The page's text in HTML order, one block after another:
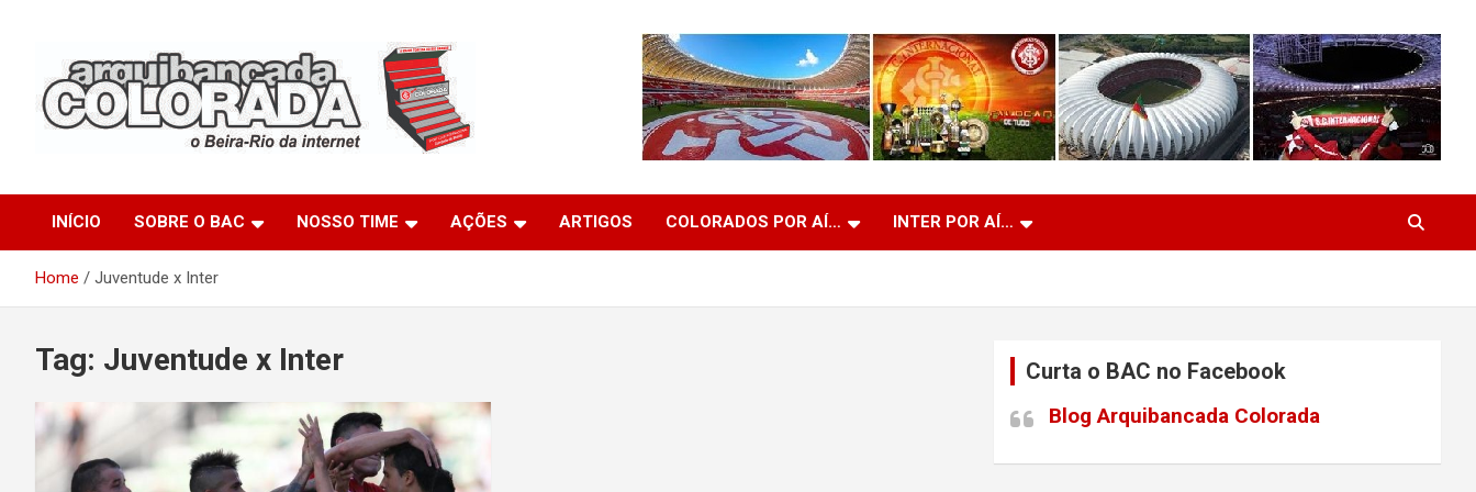
Arquibancada Colorada
INÍCIO SOBRE O BAC NOSSO TIME AÇÕES ARTIGOS COLORADOS POR AÍ… INTER POR AÍ…
Home Juventude x Inter
Tag: Juventude x Inter Curta o BAC no Facebook
Blog Arquibancada Colorada